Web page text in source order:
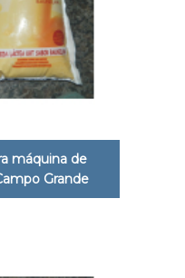
máquina de
Grande